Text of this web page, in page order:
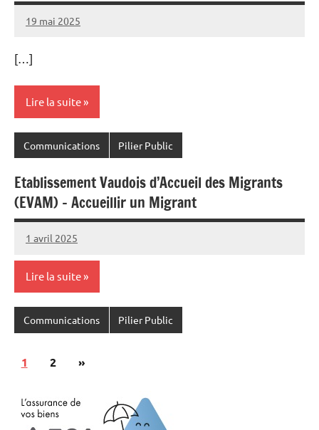
19 mai 2025
Commune
[…]
Lire la suite
Communications Pilier Public
Etablissement Vaudois d’Accueil des Migrants
(EVAM) – Accueillir un Migrant
1 avril 2025
Commune
Lire la suite
Communications Pilier Public
Pagination
publications
1 2
Articles
»